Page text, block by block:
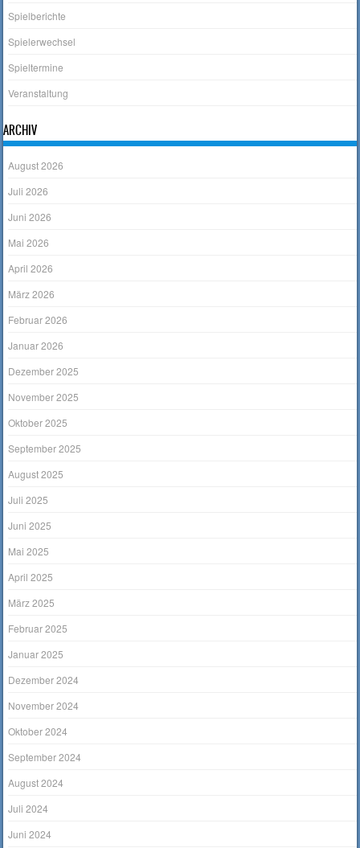
Spielberichte
Spielerwechsel
Spieltermine
Veranstaltung
ARCHIV
August 2026
Juli 2026
Juni 2026
Mai 2026
April 2026
März 2026
Februar 2026
Januar 2026
Dezember 2025
November 2025
Oktober 2025
September 2025
August 2025
Juli 2025
Juni 2025
Mai 2025
April 2025
März 2025
Februar 2025
Januar 2025
Dezember 2024
November 2024
Oktober 2024
September 2024
August 2024
Juli 2024
Juni 2024